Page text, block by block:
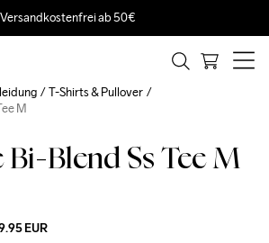
Versandkostenfrei ab 50€
Bi-Blend Ss Tee M
EUR
T-Shirts & Pullover
M